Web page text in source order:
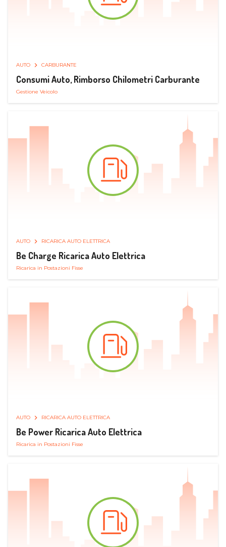
AUTO CARBURANTE
Consumi Auto, Rimborso Chilometri Carburante
Gestione Veicolo
AUTO RICARICA AUTO ELETTRICA
Be Charge Ricarica Auto Elettrica
Ricarica in Postazioni Fisse
AUTO RICARICA AUTO ELETTRICA
Be Power Ricarica Auto Elettrica
Ricarica in Postazioni Fisse